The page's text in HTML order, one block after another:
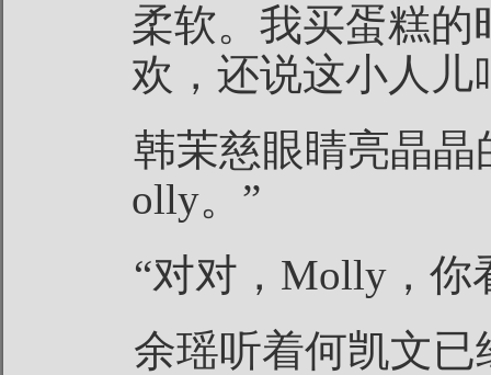
柔软。我买蛋糕的
欢，还说这小人
韩茉慈眼睛亮晶
olly。”
“对对，Molly，你
余瑶听着何凯文